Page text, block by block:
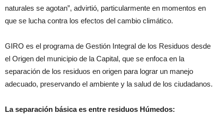
naturales se agotan”, advirtió, particularmente en momentos en
que se lucha contra los efectos del cambio climático.
GIRO es el programa de Gestión Integral de los Residuos desde
el Origen del municipio de la Capital, que se enfoca en la
separación de los residuos en origen para lograr un manejo
adecuado, preservando el ambiente y la salud de los ciudadanos.
La separación básica es entre residuos Húmedos: